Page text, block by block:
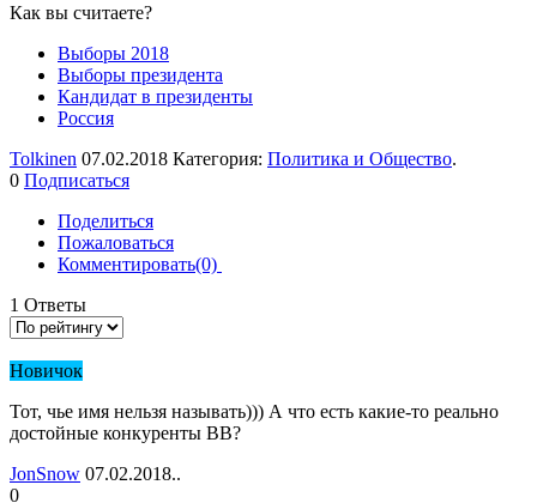
Как вы считаете?
Выборы 2018
Выборы президента
Кандидат в президенты
Россия
Tolkinen 07.02.2018 Категория: Политика и Общество.
0 Подписаться
Поделиться
Пожаловаться
Комментировать(0)
1 Ответы
Новичок
Тот, чье имя нельзя называть))) А что есть какие-то реально
достойные конкуренты ВВ?
JonSnow 07.02.2018..
0